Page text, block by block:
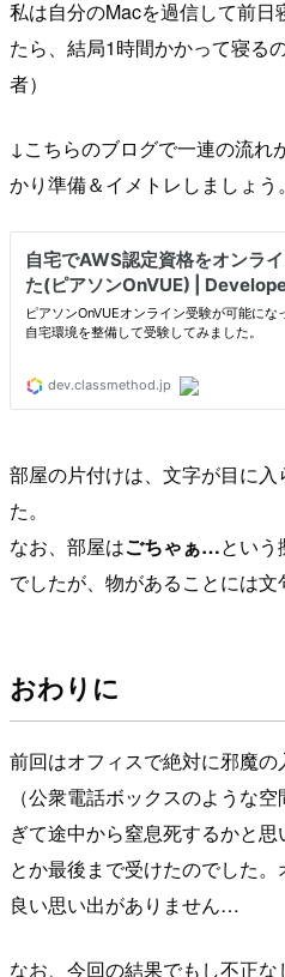
私は自分のMacを過信して前日
たら、結局1時間かかって寝る
者）
↓こちらのブログで一連の流れ
かり準備＆イメトレしましょう。
部屋の片付けは、文字が目に
た。
なお、部屋はごちゃぁ…という
でしたが、物があることには文
おわりに
前回はオフィスで絶対に邪魔の
（公衆電話ボックスのような
ぎて途中から窒息死するかと
とか最後まで受けたのでした
良い思い出がありません…
なお、今回の結果でもし不正